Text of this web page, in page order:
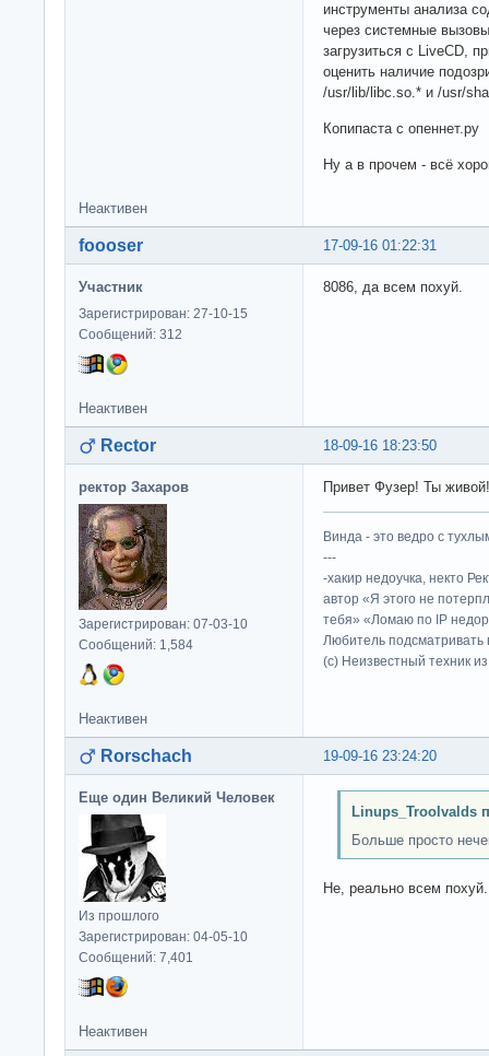
инструменты анализа
через системные
загрузиться c LiveCD,
оценить наличие
/usr/lib/libc.so.* и /usr/
Копипаста с опеннет.ру
Ну а в прочем - всё
Неактивен
17-09-16 01:22:31
foooser
Участник
Зарегистрирован: 27-10-15
Сообщений: 312
8086, да всем похуй.
Неактивен
18-09-16 18:23:50
Rector
ректор Захаров
Зарегистрирован: 07-03-10
Сообщений: 1,584
Привет Фузер! Ты
Винда - это ведро с
---
-хакир недоучка, некто
автор «Я этого не
тебя» «Ломаю по IP
Любитель подсматривать
(c) Неизвестный техник
Неактивен
19-09-16 23:24:20
Rorschach
Еще один Великий Человек
Из прошлого
Зарегистрирован: 04-05-10
Сообщений: 7,401
Linups_Troolvalds
Больше просто
Не, реально всем
Неактивен